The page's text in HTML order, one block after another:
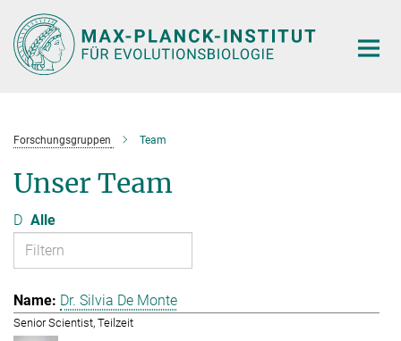
Hauptinhalt
Forschungsgruppen Team
Unser Team
D Alle
Dr. Silvia De Monte
Senior Scientist, Teilzeit